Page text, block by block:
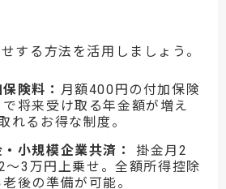
する方法を活用しましょう。
険料： 月額400円の付加保険
将来受け取る年金額が増え
れるお得な制度。
小規模企業共済：
掛金月2
3万円上乗せ。全額所得控除
後の準備が可能。